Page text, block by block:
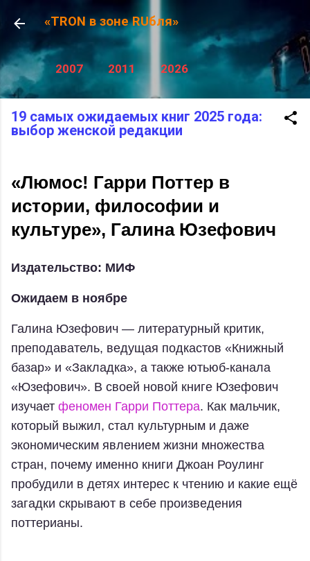
К основному контенту
«TRON в зоне RUбля»
2007 2011 2026
19 самых ожидаемых книг 2025 года:
выбор женской редакции
«Люмос! Гарри Поттер в
истории, философии и
культуре», Галина Юзефович
Издательство: МИФ
Ожидаем в ноябре
Галина Юзефович — литературный критик,
преподаватель, ведущая подкастов «Книжный
базар» и «Закладка», а также ютьюб-канала
«Юзефович». В своей новой книге Юзефович
изучает феномен Гарри Поттера. Как мальчик,
который выжил, стал культурным и даже
экономическим явлением жизни множества
стран, почему именно книги Джоан Роулинг
пробудили в детях интерес к чтению и какие ещё
загадки скрывают в себе произведения
поттерианы.